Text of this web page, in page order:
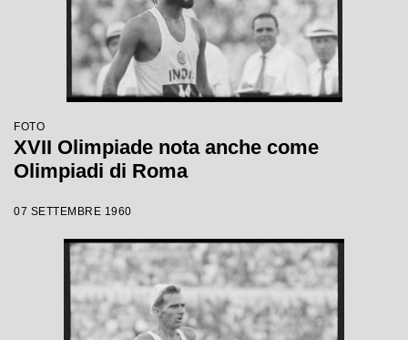
FOTO
XVII Olimpiade nota anche come
Olimpiadi di Roma
07 SETTEMBRE 1960